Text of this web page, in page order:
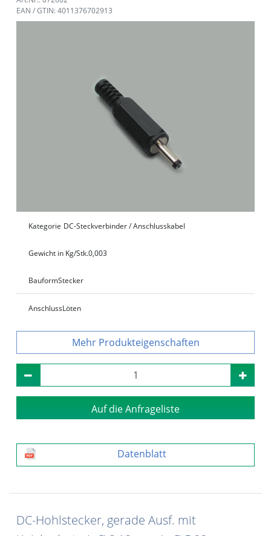
EAN / GTIN: 4011376702913
Kategorie DC-Steckverbinder / Anschlusskabel
Gewicht in Kg/Stk.0,003
BauformStecker
AnschlussLöten
Produkteigenschaften
Auf die Anfrageliste
Datenblatt
DC-Hohlstecker, gerade Ausf. mit